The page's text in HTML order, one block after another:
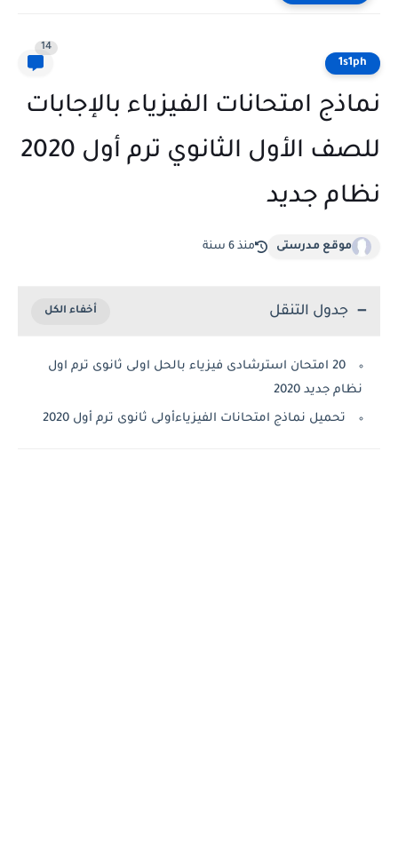
1s1ph
14
نماذج امتحانات الفيزياء بالإجابات
للصف الأول الثانوي ترم أول 2020
نظام جديد
موقع مدرستى منذ 6 سنة
جدول التنقل
20 امتحان استرشادى فيزياء بالحل اولى ثانوى ترم اول
نظام جديد 2020
تحميل نماذج امتحانات الفيزياءأولى ثانوى ترم أول 2020